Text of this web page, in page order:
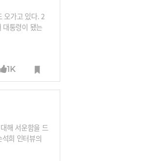
오가고 있다. 2
대통령이 됐는
1K
해 서운함을 드
희 인터뷰의